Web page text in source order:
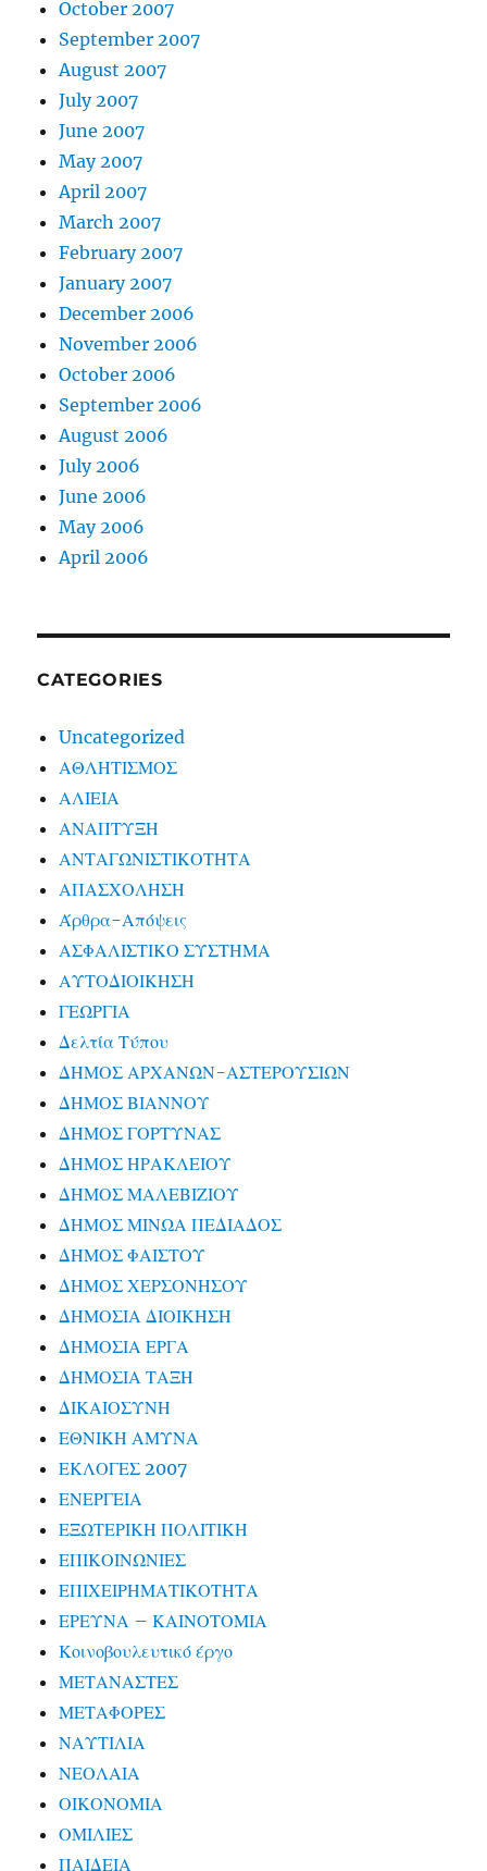
October 2007
September 2007
August 2007
July 2007
June 2007
May 2007
April 2007
March 2007
February 2007
January 2007
December 2006
November 2006
October 2006
September 2006
August 2006
July 2006
June 2006
May 2006
April 2006
CATEGORIES
Uncategorized
ΑΘΛΗΤΙΣΜΟΣ
ΑΛΙΕΙΑ
ΑΝΑΠΤΥΞΗ
ΑΝΤΑΓΩΝΙΣΤΙΚΟΤΗΤΑ
ΑΠΑΣΧΟΛΗΣΗ
Άρθρα-Απόψεις
ΑΣΦΑΛΙΣΤΙΚΟ ΣΥΣΤΗΜΑ
ΑΥΤΟΔΙΟΙΚΗΣΗ
ΓΕΩΡΓΙΑ
Δελτία Τύπου
ΔΗΜΟΣ ΑΡΧΑΝΩΝ-ΑΣΤΕΡΟΥΣΙΩΝ
ΔΗΜΟΣ ΒΙΑΝΝΟΥ
ΔΗΜΟΣ ΓΟΡΤΥΝΑΣ
ΔΗΜΟΣ ΗΡΑΚΛΕΙΟΥ
ΔΗΜΟΣ ΜΑΛΕΒΙΖΙΟΥ
ΔΗΜΟΣ ΜΙΝΩΑ ΠΕΔΙΑΔΟΣ
ΔΗΜΟΣ ΦΑΙΣΤΟΥ
ΔΗΜΟΣ ΧΕΡΣΟΝΗΣΟΥ
ΔΗΜΟΣΙΑ ΔΙΟΙΚΗΣΗ
ΔΗΜΟΣΙΑ ΕΡΓΑ
ΔΗΜΟΣΙΑ ΤΑΞΗ
ΔΙΚΑΙΟΣΥΝΗ
ΕΘΝΙΚΗ ΑΜΥΝΑ
ΕΚΛΟΓΕΣ 2007
ΕΝΕΡΓΕΙΑ
ΕΞΩΤΕΡΙΚΗ ΠΟΛΙΤΙΚΗ
ΕΠΙΚΟΙΝΩΝΙΕΣ
ΕΠΙΧΕΙΡΗΜΑΤΙΚΟΤΗΤΑ
ΕΡΕΥΝΑ – ΚΑΙΝΟΤΟΜΙΑ
Κοινοβουλευτικό έργο
ΜΕΤΑΝΑΣΤΕΣ
ΜΕΤΑΦΟΡΕΣ
ΝΑΥΤΙΛΙΑ
ΝΕΟΛΑΙΑ
ΟΙΚΟΝΟΜΙΑ
ΟΜΙΛΙΕΣ
ΠΑΙΔΕΙΑ